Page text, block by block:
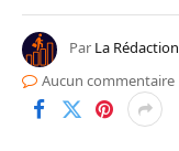
Par La Rédaction
Aucun commentaire